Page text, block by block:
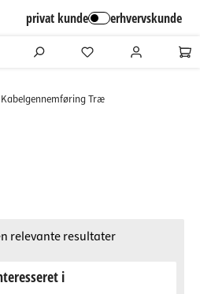
privat kunde erhvervskunde
Kabelgennemføring Træ
relevante resultater
i